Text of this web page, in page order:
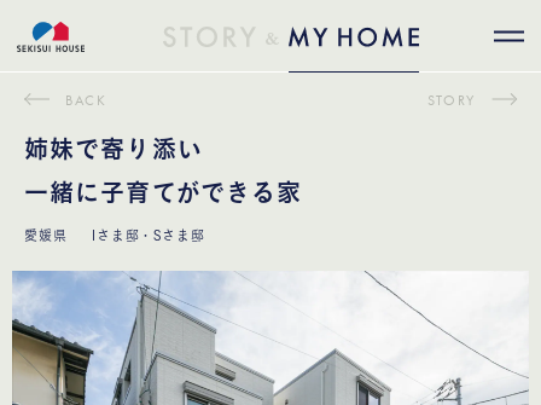
BACK STORY
姉妹で寄り添い
一緒に子育てができる家
愛媛県 Iさま邸・Sさま邸